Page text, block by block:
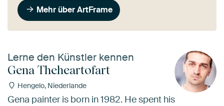
Mehr über ArtFrame
Lerne den Künstler kennen
Gena Theheartofart
Hengelo, Niederlande
Gena painter is born in 1982. He spent his